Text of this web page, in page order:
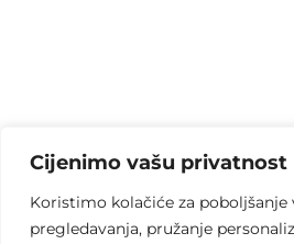
Cijenimo vašu privatnost
Koristimo kolačiće za poboljšanje
pregledavanja, pružanje